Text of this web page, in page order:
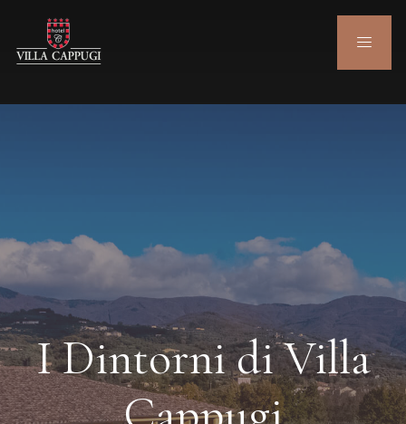
I Dintorni di Villa